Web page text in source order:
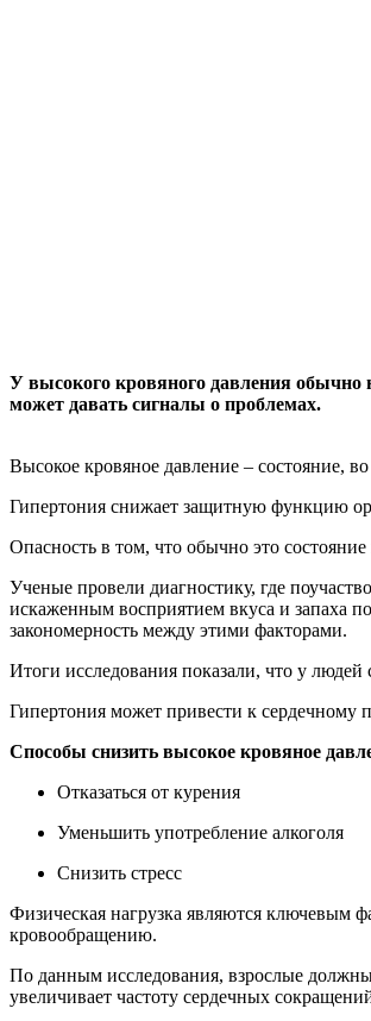
У высокого кровяного давления обычно
может давать сигналы о проблемах.
Высокое кровяное давление – состояние,
Гипертония снижает защитную функцию
Опасность в том, что обычно это
Ученые провели диагностику, где
искаженным восприятием вкуса и запаха
закономерность между этими факторами.
Итоги исследования показали, что у
Гипертония может привести к сердечному
Способы снизить высокое кровяное
Отказаться от курения
Уменьшить употребление алкоголя
Снизить стресс
Физическая нагрузка являются ключевым
кровообращению.
По данным исследования, взрослые
увеличивает частоту сердечных